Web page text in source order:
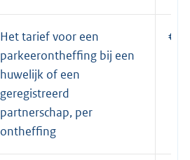
Het tarief voor een
parkeerontheffing bij een
huwelijk of een
geregistreerd
partnerschap, per
ontheffing
€